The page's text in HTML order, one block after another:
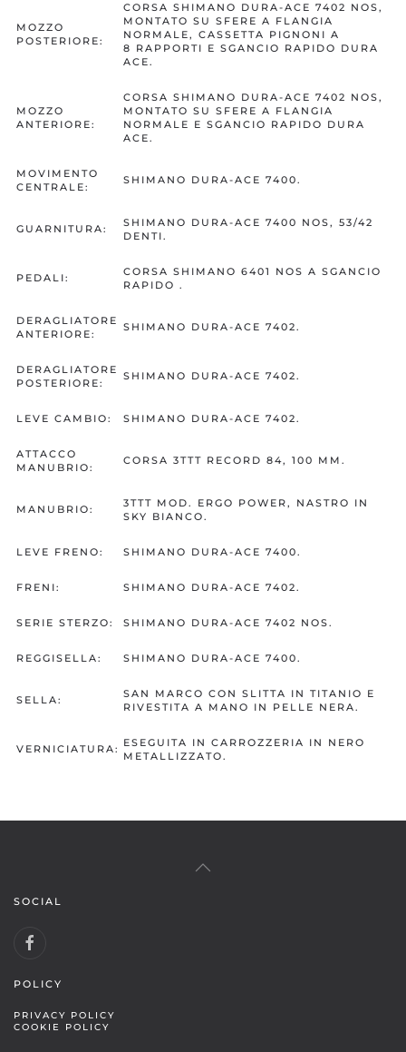
MOZZO
POSTERIORE:
CORSA SHIMANO DURA-ACE 7402 NOS,
MONTATO SU SFERE A FLANGIA
NORMALE, CASSETTA PIGNONI A
8 RAPPORTI E SGANCIO RAPIDO DURA
ACE.
MOZZO
ANTERIORE:
CORSA SHIMANO DURA-ACE 7402 NOS,
MONTATO SU SFERE A FLANGIA
NORMALE E SGANCIO RAPIDO DURA
ACE.
MOVIMENTO
CENTRALE:
SHIMANO DURA-ACE 7400.
GUARNITURA:
SHIMANO DURA-ACE 7400 NOS, 53/42
DENTI.
PEDALI:
CORSA SHIMANO 6401 NOS A SGANCIO
RAPIDO .
DERAGLIATORE
ANTERIORE:
SHIMANO DURA-ACE 7402.
DERAGLIATORE
POSTERIORE:
SHIMANO DURA-ACE 7402.
LEVE CAMBIO: SHIMANO DURA-ACE 7402.
ATTACCO
MANUBRIO:
CORSA 3TTT RECORD 84, 100 MM.
MANUBRIO:
3TTT MOD. ERGO POWER, NASTRO IN
SKY BIANCO.
LEVE FRENO: SHIMANO DURA-ACE 7400.
FRENI: SHIMANO DURA-ACE 7402.
SERIE STERZO: SHIMANO DURA-ACE 7402 NOS.
REGGISELLA: SHIMANO DURA-ACE 7400.
SELLA:
SAN MARCO CON SLITTA IN TITANIO E
RIVESTITA A MANO IN PELLE NERA.
VERNICIATURA: ESEGUITA IN CARROZZERIA IN NERO
METALLIZZATO.
SOCIAL
POLICY
PRIVACY POLICY
COOKIE POLICY